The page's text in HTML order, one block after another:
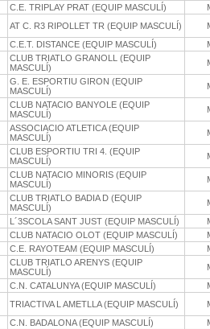
C.E. TRIPLAY PRAT (EQUIP MASCULÍ)
AT C. R3 RIPOLLET TR (EQUIP MASCULÍ)
C.E.T. DISTANCE (EQUIP MASCULÍ)
CLUB TRIATLO GRANOLL (EQUIP
MASCULÍ)
G. E. ESPORTIU GIRON (EQUIP
MASCULÍ)
CLUB NATACIO BANYOLE (EQUIP
MASCULÍ)
ASSOCIACIO ATLETICA (EQUIP
MASCULÍ)
CLUB ESPORTIU TRI 4. (EQUIP
MASCULÍ)
CLUB NATACIO MINORIS (EQUIP
MASCULÍ)
CLUB TRIATLO BADIA D (EQUIP
MASCULÍ)
L´3SCOLA SANT JUST (EQUIP MASCULÍ)
CLUB NATACIO OLOT (EQUIP MASCULÍ)
C.E. RAYOTEAM (EQUIP MASCULÍ)
CLUB TRIATLO ARENYS (EQUIP
MASCULÍ)
C.N. CATALUNYA (EQUIP MASCULÍ)
TRIACTIVA L AMETLLA (EQUIP MASCULÍ)
C.N. BADALONA (EQUIP MASCULÍ)